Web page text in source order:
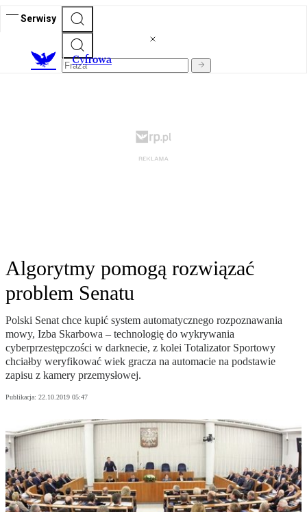
Serwisy
Cyfrowa
Algorytmy pomogą rozwiązać
problem Senatu
Polski Senat chce kupić system automatycznego rozpoznawania
mowy, Izba Skarbowa – technologię do wykrywania
cyberprzestępczości w darknecie, z kolei Totalizator Sportowy
chciałby weryfikować wiek gracza na automacie na podstawie
zapisu z kamery przemysłowej.
Publikacja: 22.10.2019 05:47